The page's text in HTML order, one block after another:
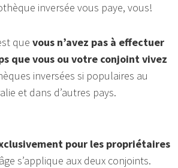
inversée vous paye, vous!
que vous n’avez pas à effectuer
que vous ou votre conjoint vivez
inversées si populaires au
et dans d’autres pays.
pour les propriétaires
s’applique aux deux conjoints.